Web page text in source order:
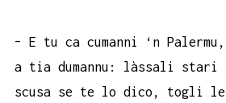
– E tu ca cumanni ‘n
a tia dumannu: làssali
scusa se te lo dico, togli